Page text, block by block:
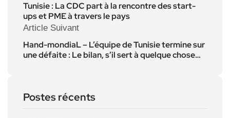
Tunisie : La CDC part à la rencontre des start-
ups et PME à travers le pays
Article Suivant
Hand-mondiaL – L’équipe de Tunisie termine sur
une défaite : Le bilan, s’il sert à quelque chose…
Postes récents